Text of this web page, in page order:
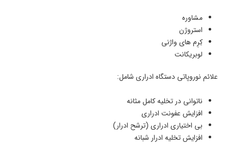
مشاوره
استروژن
کِرِم ­های واژنی
لوبریکانت
علائم نوروپاتی دستگاه ادراری شامل:
ناتوانی در تخلیه کامل مثانه
افزایش عفونت ادراری
بی اختیاری ادراری (ترشح ادرار)
افزایش تخلیه ادرار شبانه